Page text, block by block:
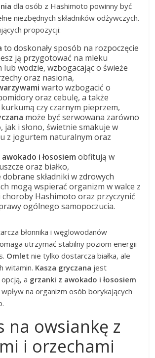
dla osób z Hashimoto powinny być
niezbędnych składników odżywczych.
propozycji:
to doskonały sposób na rozpoczęcie
ją przygotować na mleku
lub wodzie, wzbogacając o świeże
oraz nasiona,
warto wzbogacić o
oraz cebulę, a także
czy czarnym pieprzem,
może być serwowana zarówno
jak i słono, świetnie smakuje w
z jogurtem naturalnym oraz
i łososiem obfitują w
oraz białko,
składniki w zdrowych
mogą wspierać organizm w walce z
choroby Hashimoto oraz przyczynić
ogólnego samopoczucia.
błonnika i węglowodanów
utrzymać stabilny poziom energii
Omlet nie tylko dostarcza białka, ale
witamin. Kasza gryczana jest
a grzanki z awokado i łososiem
na organizm osób borykających
na owsiankę z
i orzechami